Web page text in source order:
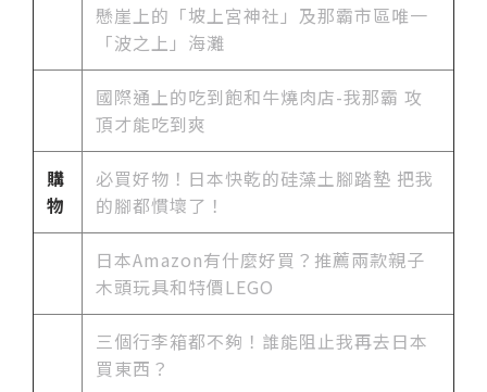
懸崖上的「坡上宮神社」及那霸市區唯一
「波之上」海灘
國際通上的吃到飽和牛燒肉店-我那霸 攻
頂才能吃到爽
購
物
必買好物！日本快乾的硅藻土腳踏墊 把我
的腳都慣壞了！
日本Amazon有什麼好買？推薦兩款親子
木頭玩具和特價LEGO
三個行李箱都不夠！誰能阻止我再去日本
買東西？